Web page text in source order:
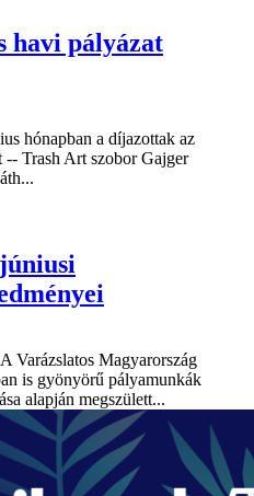
havi pályázat
hónapban a díjazottak az
Trash Art szobor Gajger
Varázslatos Magyarország
is gyönyörű pályamunkák
alapján megszülett...